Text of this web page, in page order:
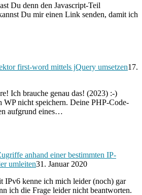
Du denn den Javascript-Teil
Du mir einen Link senden, damit ich
first-word mittels jQuery umsetzen17.
Ich brauche genau das! (2023) :-)
WP nicht speichern. Deine PHP-Code-
aufgrund eines…
anhand einer bestimmten IP-
umleiten31. Januar 2020
IPv6 kenne ich mich leider (noch) gar
ich die Frage leider nicht beantworten.